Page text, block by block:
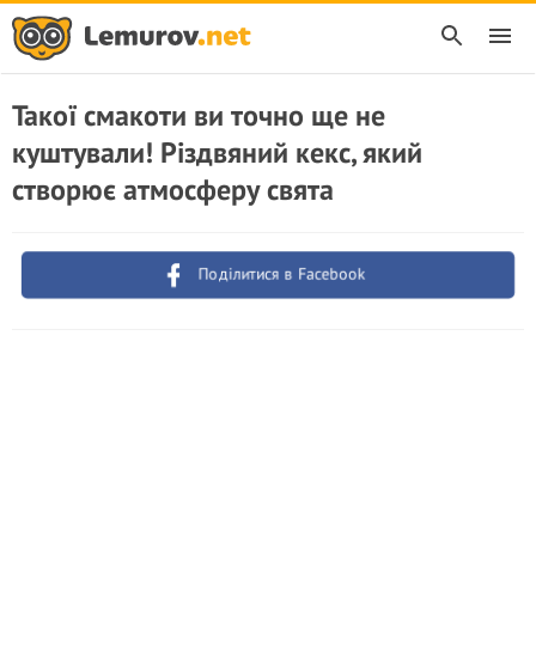
Такої смакоти ви точно ще не
куштували! Різдвяний кекс, який
створює атмосферу свята
Поділитися в Facebook